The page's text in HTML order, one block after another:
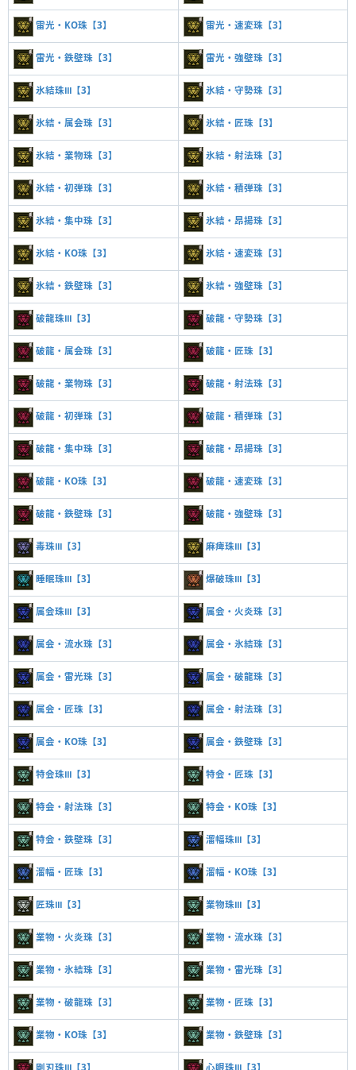
雷光・KO珠【3】 雷光・速変珠【3】
雷光・鉄壁珠【3】 雷光・強壁珠【3】
氷結珠Ⅲ【3】 氷結・守勢珠【3】
氷結・属会珠【3】 氷結・匠珠【3】
氷結・業物珠【3】 氷結・射法珠【3】
氷結・初弾珠【3】 氷結・積弾珠【3】
氷結・集中珠【3】 氷結・昂揚珠【3】
氷結・KO珠【3】 氷結・速変珠【3】
氷結・鉄壁珠【3】 氷結・強壁珠【3】
破龍珠Ⅲ【3】 破龍・守勢珠【3】
破龍・属会珠【3】 破龍・匠珠【3】
破龍・業物珠【3】 破龍・射法珠【3】
破龍・初弾珠【3】 破龍・積弾珠【3】
破龍・集中珠【3】 破龍・昂揚珠【3】
破龍・KO珠【3】 破龍・速変珠【3】
破龍・鉄壁珠【3】 破龍・強壁珠【3】
毒珠Ⅲ【3】 麻痺珠Ⅲ【3】
睡眠珠Ⅲ【3】 爆破珠Ⅲ【3】
属会珠Ⅲ【3】 属会・火炎珠【3】
属会・流水珠【3】 属会・氷結珠【3】
属会・雷光珠【3】 属会・破龍珠【3】
属会・匠珠【3】 属会・射法珠【3】
属会・KO珠【3】 属会・鉄壁珠【3】
特会珠Ⅲ【3】 特会・匠珠【3】
特会・射法珠【3】 特会・KO珠【3】
特会・鉄壁珠【3】 溜幅珠Ⅲ【3】
溜幅・匠珠【3】 溜幅・KO珠【3】
匠珠Ⅲ【3】 業物珠Ⅲ【3】
業物・火炎珠【3】 業物・流水珠【3】
業物・氷結珠【3】 業物・雷光珠【3】
業物・破龍珠【3】 業物・匠珠【3】
業物・KO珠【3】 業物・鉄壁珠【3】
剛刃珠Ⅲ【3】 心眼珠Ⅲ【3】